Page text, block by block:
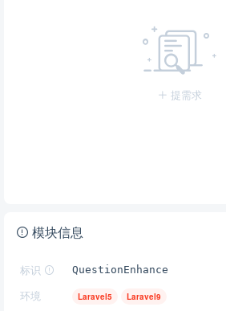
提需求
模块信息
标识 QuestionEnhance
环境 Laravel5 Laravel9